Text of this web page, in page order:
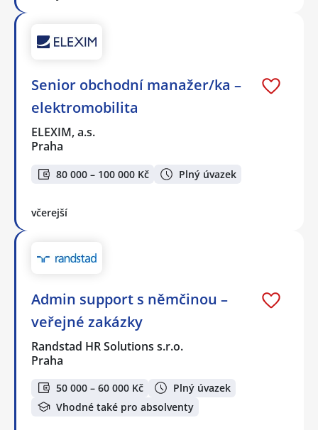
Senior obchodní manažer/ka –
elektromobilita
ELEXIM, a.s.
Praha
80 000 – 100 000 Kč Plný úvazek
včerejší
Admin support s němčinou –
veřejné zakázky
Randstad HR Solutions s.r.o.
Praha
50 000 – 60 000 Kč
Plný úvazek
Vhodné také pro absolventy